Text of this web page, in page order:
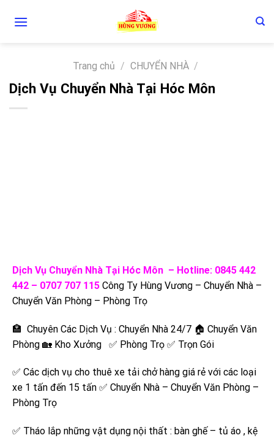
Trang chủ / CHUYỂN NHÀ /
Dịch Vụ Chuyển Nhà Tại Hóc Môn
Dịch Vụ Chuyển Nhà Tại Hóc Môn – Hotline: 0845 442
442 – 0707 707 115 Công Ty Hùng Vương – Chuyển Nhà –
Chuyển Văn Phòng – Phòng Trọ
🏣 Chuyên Các Dịch Vụ : Chuyển Nhà 24/7 🏠 Chuyển Văn
Phòng 🏡 Kho Xưởng ✅ Phòng Trọ ✅ Trọn Gói
✅ Các dịch vụ cho thuê xe tải chở hàng giá rẻ với các loại
xe 1 tấn đến 15 tấn ✅ Chuyển Nhà – Chuyển Văn Phòng –
Phòng Trọ
✅ Tháo lắp những vật dụng nội thất : bàn ghế – tủ áo , kệ